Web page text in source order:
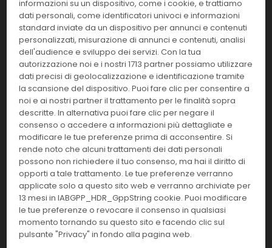
BSH35S1colour 96 pcs/box
96 pcs
Linea:
BM
Effettua ilLOGIN per acquistare.
B24839 25 OH Vitam.calibr.(Access2-U)
Confezione:
6x1,4 ml.
Linea:
IMM
Effettua ilLOGINper acquistare.
A98857 25 OH Vitam.calibr.(Dxl800-600
Confezione:
6x1,4 ml.
Linea:
IMM
informazioni su un dispositivo, come i cookie, e trattiamo
dati personali, come identificatori univoci e informazioni
standard inviate da un dispositivo per annunci e contenuti
personalizzati, misurazione di annunci e contenuti, analisi
dell'audience e sviluppo dei servizi. Con la tua
autorizzazione noi e i nostri 1713 partner possiamo utilizzare
dati precisi di geolocalizzazione e identificazione tramite
la scansione del dispositivo. Puoi fare clic per consentire a
noi e ai nostri partner il trattamento per le finalità sopra
descritte. In alternativa puoi fare clic per negare il
consenso o accedere a informazioni più dettagliate e
modificare le tue preferenze prima di acconsentire. Si
rende noto che alcuni trattamenti dei dati personali
possono non richiedere il tuo consenso, ma hai il diritto di
opporti a tale trattamento. Le tue preferenze verranno
applicate solo a questo sito web e verranno archiviate per
13 mesi in IABGPP_HDR_GppString cookie. Puoi modificare
le tue preferenze o revocare il consenso in qualsiasi
momento tornando su questo sito e facendo clic sul
pulsante "Privacy" in fondo alla pagina web.